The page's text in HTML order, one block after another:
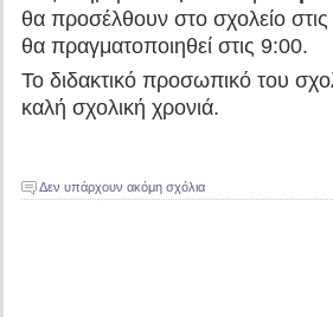
θα προσέλθουν στο σχολείο
θα πραγματοποιηθεί στις 9:00.
Το διδακτικό προσωπικό του
καλή σχολική χρονιά.
Δεν υπάρχουν ακόμη σχόλια